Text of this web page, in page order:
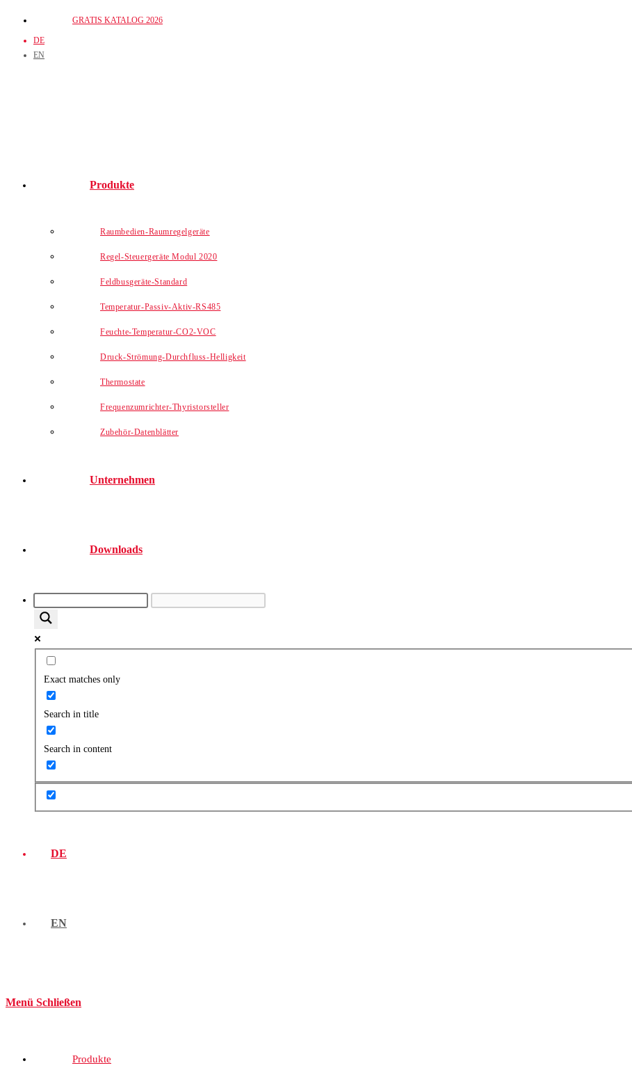
springen
GRATIS KATALOG 2026
DE
EN
Produkte
Raumbedien-Raumregelgeräte
Regel-Steuergeräte Modul 2020
Feldbusgeräte-Standard
Temperatur-Passiv-Aktiv-RS485
Feuchte-Temperatur-CO2-VOC
Druck-Strömung-Durchfluss-Helligkeit
Thermostate
Frequenzumrichter-Thyristorsteller
Zubehör-Datenblätter
Unternehmen
Downloads
Exact matches only
Search in title
Search in content
DE
EN
Menü Schließen
Produkte